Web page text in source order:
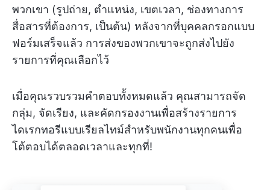
พวกเขา (รูปถ่าย, ตำแหน่ง, เขตเวลา, ช่องทางการ
สื่อสารที่ต้องการ, เป็นต้น) หลังจากที่บุคคลกรอกแบบ
ฟอร์มเสร็จแล้ว การส่งของพวกเขาจะถูกส่งไปยัง
รายการที่คุณเลือกไว้
เมื่อคุณรวบรวมคำตอบทั้งหมดแล้ว คุณสามารถจัด
กลุ่ม, จัดเรียง, และคัดกรองงานเพื่อสร้างรายการ
ไดเรกทอรีแบบเรียลไทม์สำหรับพนักงานทุกคนเพื่อ
โต้ตอบได้ตลอดเวลาและทุกที่!